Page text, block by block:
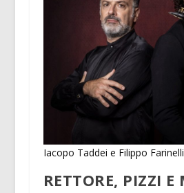
Iacopo Taddei e Filippo Farinelli
RETTORE, PIZZI E